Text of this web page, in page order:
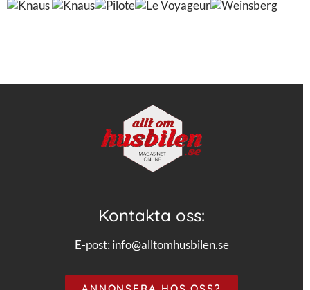
Kontakta oss:
E-post: info@alltomhusbilen.se